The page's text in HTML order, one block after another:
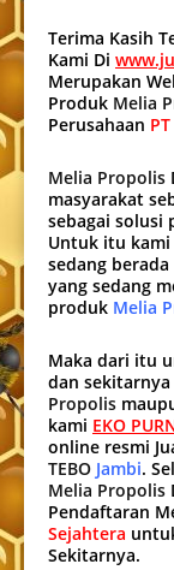
Terima Kasih
Kami Di
Merupakan
Produk Melia
Perusahaan
Melia Propolis
masyarakat
sebagai solusi
Untuk itu
sedang
yang sedang
produk Melia
Maka dari itu
dan
Propolis
kami EKO
online resmi
TEBO Jambi.
Melia Propolis
Pendaftaran
Sejahtera
Sekitarnya.